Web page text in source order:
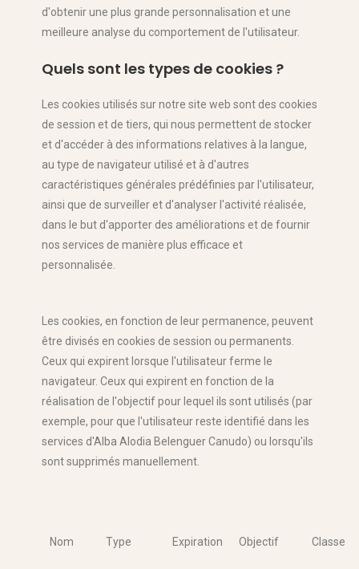
d'obtenir une plus grande personnalisation et une
meilleure analyse du comportement de l'utilisateur.
Quels sont les types de cookies ?
Les cookies utilisés sur notre site web sont des cookies
de session et de tiers, qui nous permettent de stocker
et d'accéder à des informations relatives à la langue,
au type de navigateur utilisé et à d'autres
caractéristiques générales prédéfinies par l'utilisateur,
ainsi que de surveiller et d'analyser l'activité réalisée,
dans le but d'apporter des améliorations et de fournir
nos services de manière plus efficace et
personnalisée.
Les cookies, en fonction de leur permanence, peuvent
être divisés en cookies de session ou permanents.
Ceux qui expirent lorsque l'utilisateur ferme le
navigateur. Ceux qui expirent en fonction de la
réalisation de l'objectif pour lequel ils sont utilisés (par
exemple, pour que l'utilisateur reste identifié dans les
services d'Alba Alodia Belenguer Canudo) ou lorsqu'ils
sont supprimés manuellement.
Nom Type Expiration Objectif Classe